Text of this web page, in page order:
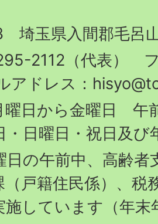
町
役
場
玉県入間郡毛呂
2112（代表）
ドレス：
曜日から金曜日 午
・日曜日・祝日及び
日の午前中、高齢者
戸籍住民係）、税
施しています（年末